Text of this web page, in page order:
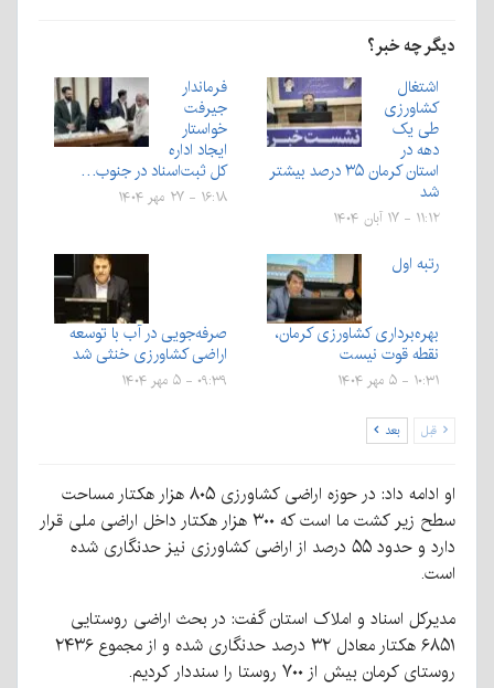
دیگر چه خبر؟
اشتغال
کشاورزی
طی یک
دهه در
استان کرمان ۳۵ درصد بیشتر
شد
۱۱:۱۲ - ۱۷ آبان ۱۴۰۴
فرماندار
جیرفت
خواستار
ایجاد اداره
کل ثبت‌اسناد در جنوب…
۱۶:۱۸ - ۲۷ مهر ۱۴۰۴
رتبه اول
بهره‌برداری کشاورزی کرمان،
نقطه قوت نیست
۱۰:۳۱ - ۵ مهر ۱۴۰۴
صرفه‌جویی در آب با توسعه
اراضی کشاورزی خنثی شد
۰۹:۳۹ - ۵ مهر ۱۴۰۴
قبل بعد
او ادامه داد: در حوزه اراضی کشاورزی ۸۰۵ هزار هکتار مساحت
سطح زیر کشت ما است که ۳۰۰ هزار هکتار داخل اراضی ملی قرار
دارد و حدود ۵۵ درصد از اراضی کشاورزی نیز حدنگاری شده
است.
مدیرکل اسناد و املاک استان گفت: در بحث اراضی روستایی
۶۸۵۱ هکتار معادل ۳۲ درصد حدنگاری شده و از مجموع ۲۴۳۶
روستای کرمان بیش از ۷۰۰ روستا را سنددار کردیم.